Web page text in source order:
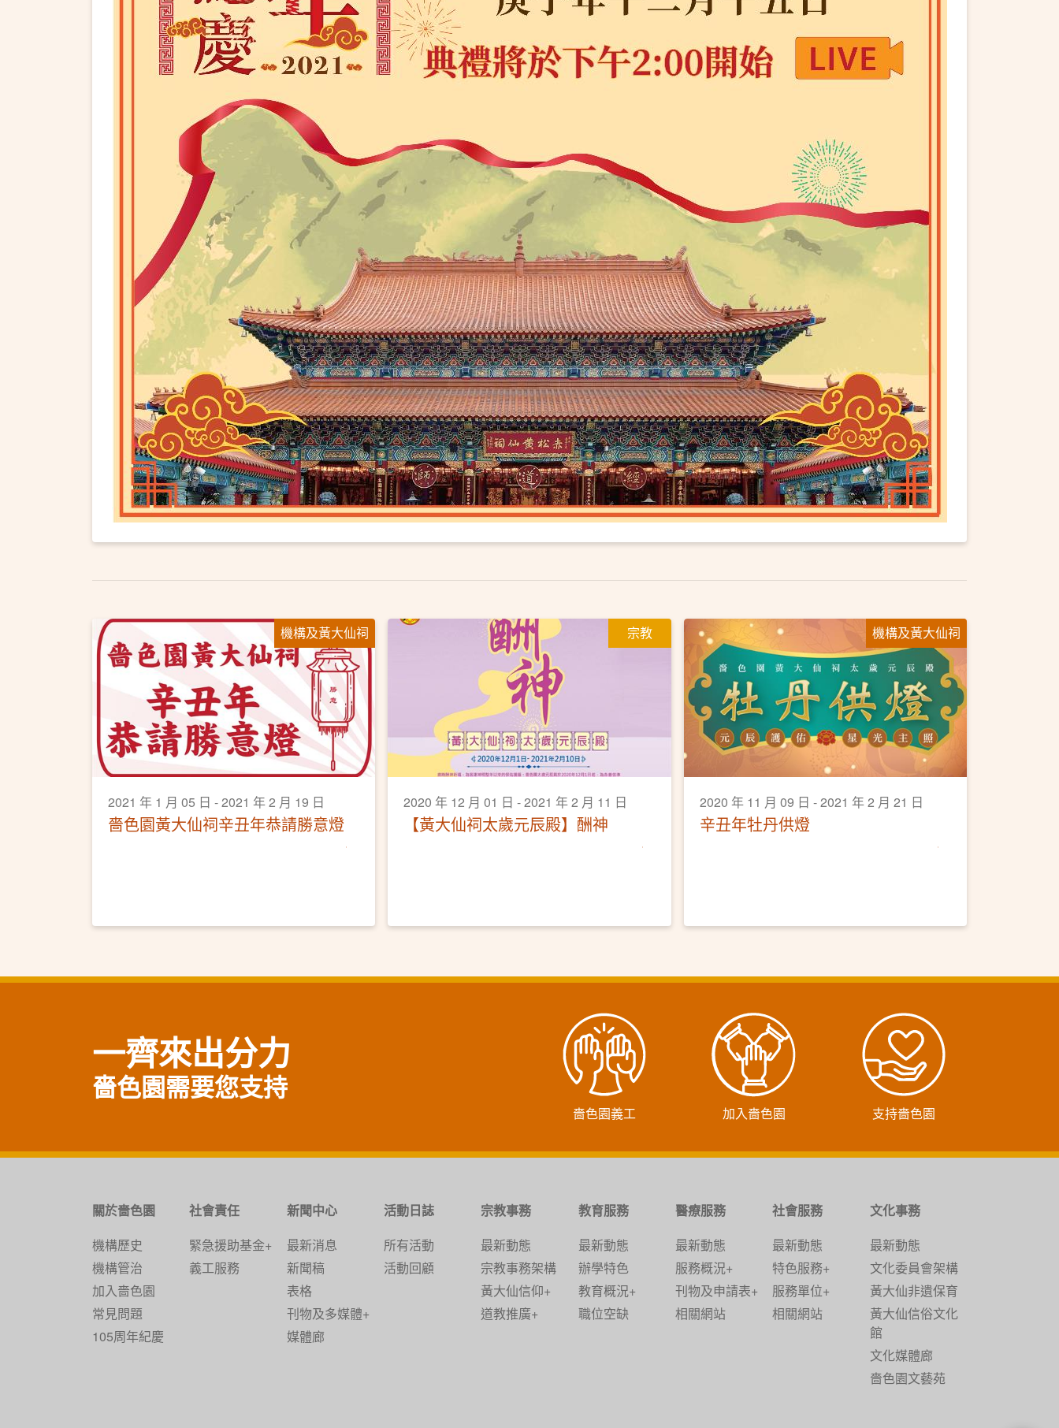
機構及黃大仙祠
2021 年 1 月 05 日 - 2021 年 2 月 19 日
嗇色園黃大仙祠辛丑年恭請勝意燈
宗教
2020 年 12 月 01 日 - 2021 年 2 月 11 日
【黃大仙祠太歲元辰殿】酬神
機構及黃大仙祠
2020 年 11 月 09 日 - 2021 年 2 月 21 日
辛丑年牡丹供燈
一齊來出分力
嗇色園需要您支持
嗇色園義工 加入嗇色園 支持嗇色園
關於嗇色園
機構歷史
機構管治
加入嗇色園
常見問題
105周年紀慶
社會責任
緊急援助基金+
義工服務
新聞中心
最新消息
新聞稿
表格
刊物及多媒體+
媒體廊
活動日誌
所有活動
活動回顧
宗教事務
最新動態
宗教事務架構
黃大仙信仰+
道教推廣+
教育服務
最新動態
辦學特色
教育概況+
職位空缺
醫療服務
最新動態
服務概況+
刊物及申請表+
相關網站
社會服務
最新動態
特色服務+
服務單位+
相關網站
文化事務
最新動態
文化委員會架構
黃大仙非遺保育
黃大仙信俗文化
館
文化媒體廊
嗇色園文藝苑